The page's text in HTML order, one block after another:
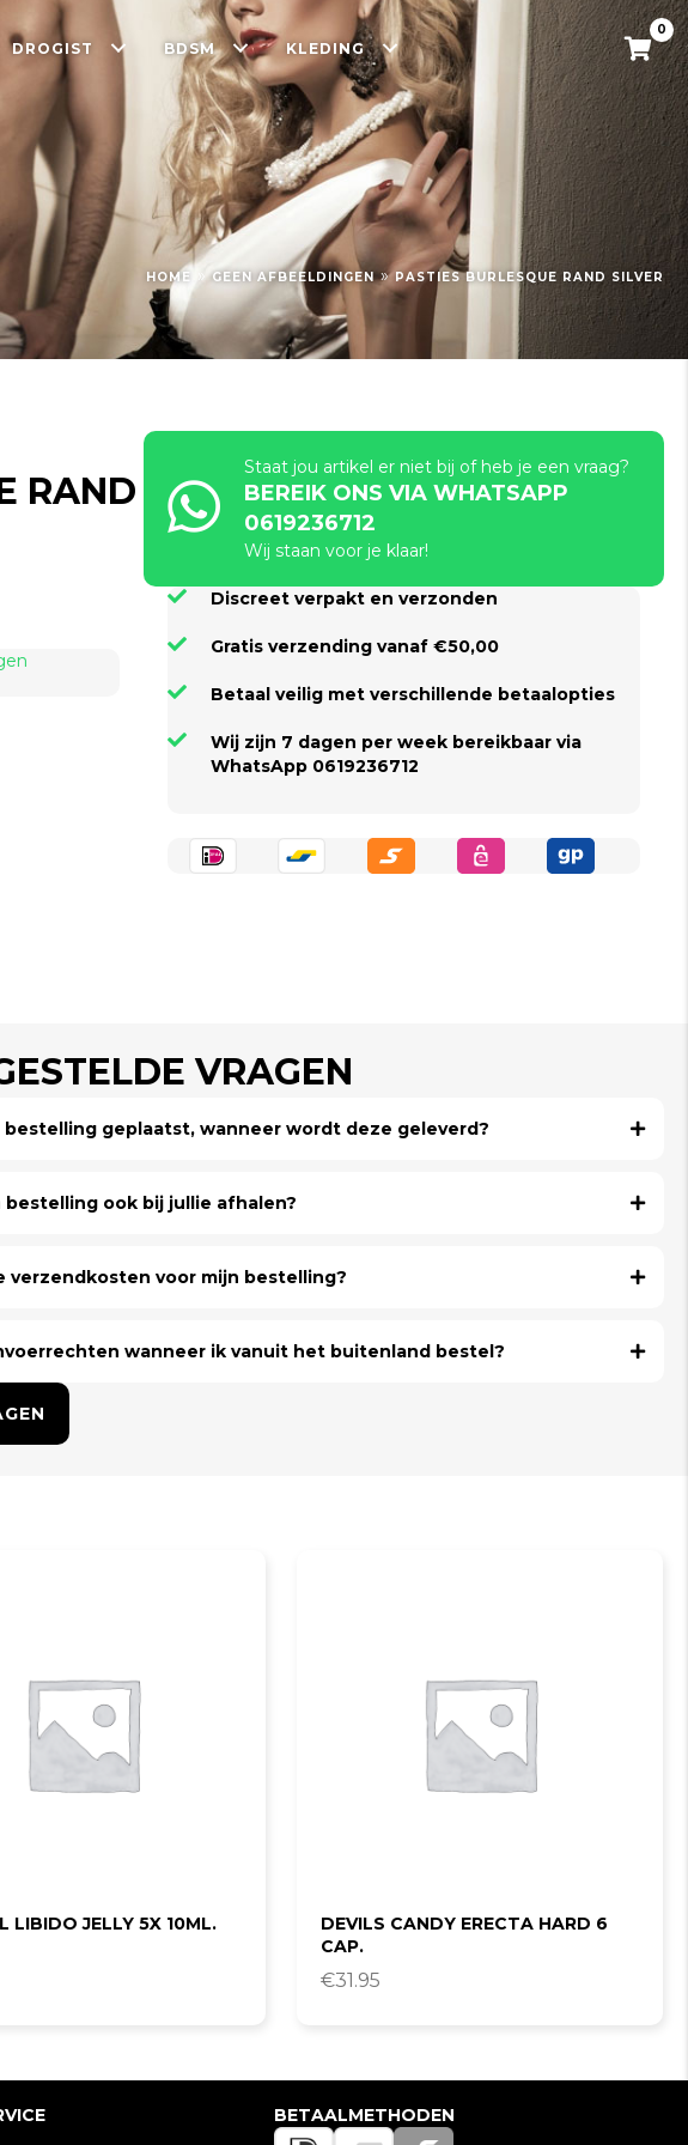
DROGIST BDSM KLEDING
0
HOME » GEEN AFBEELDINGEN » PASTIES BURLESQUE RAND SILVER
RAND
Staat jou artikel er niet bij of heb je een vraag?
BEREIK ONS VIA WHATSAPP
0619236712
Wij staan voor je klaar!
Discreet verpakt en verzonden
Gratis verzending vanaf €50,00
Betaal veilig met verschillende betaalopties
Wij zijn 7 dagen per week bereikbaar via
WhatsApp 0619236712
VRAGEN
bestelling geplaatst, wanneer wordt deze geleverd?
bestelling ook bij jullie afhalen?
verzendkosten voor mijn bestelling?
wanneer ik vanuit het buitenland bestel?
LIBIDO JELLY 5X 10ML.
DEVILS CANDY ERECTA HARD 6
CAP.
€31.95
BETAALMETHODEN